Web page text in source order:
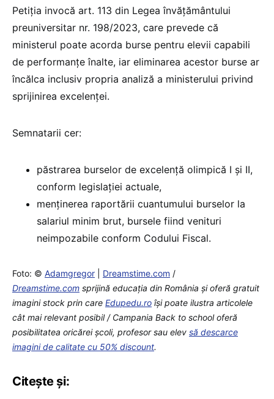
Petiția invocă art. 113 din Legea învățământului
preuniversitar nr. 198/2023, care prevede că
ministerul poate acorda burse pentru elevii capabili
de performanțe înalte, iar eliminarea acestor burse ar
încălca inclusiv propria analiză a ministerului privind
sprijinirea excelenței.
Semnatarii cer:
păstrarea burselor de excelență olimpică I și II,
conform legislației actuale,
menținerea raportării cuantumului burselor la
salariul minim brut, bursele fiind venituri
neimpozabile conform Codului Fiscal.
Foto: © Adamgregor Dreamstime.com /
Dreamstime.com sprijină educaţia din România şi oferă gratuit
imagini stock prin care Edupedu.ro îşi poate ilustra articolele
cât mai relevant posibil / Campania Back to school oferă
posibilitatea oricărei școli, profesor sau elev să descarce
imagini de calitate cu 50% discount.
Citește și: